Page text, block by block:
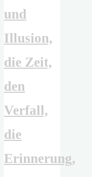
und
Illusion,
die Zeit,
den
Verfall,
die
Erinnerung,